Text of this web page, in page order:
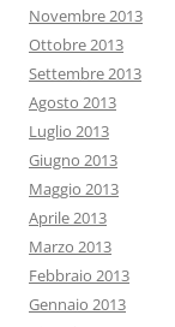
Novembre 2013
Ottobre 2013
Settembre 2013
Agosto 2013
Luglio 2013
Giugno 2013
Maggio 2013
Aprile 2013
Marzo 2013
Febbraio 2013
Gennaio 2013